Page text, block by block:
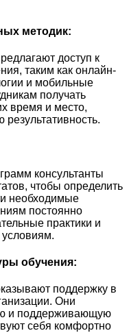
методик:
доступ к
таким как онлайн-
и мобильные
получать
время и место,
консультанты
чтобы определить
необходимые
постоянно
практики и
обучения:
поддержку в
Они
и поддерживающую
себя комфортно